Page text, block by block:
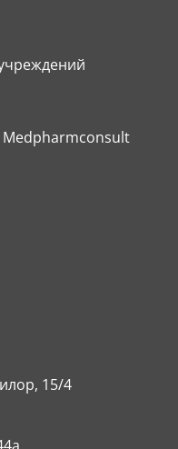
Medpharmconsult
15/4